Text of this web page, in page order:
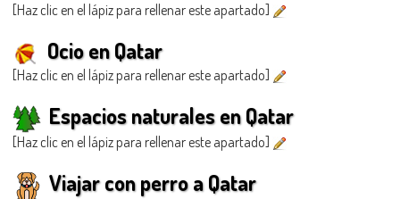
[Haz clic en el lápiz para rellenar este apartado]
Ocio en Qatar
[Haz clic en el lápiz para rellenar este apartado]
Espacios naturales en Qatar
[Haz clic en el lápiz para rellenar este apartado]
Viajar con perro a Qatar